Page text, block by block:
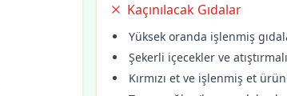
Kaçınılacak Gıdalar
Yüksek oranda işlenmiş
Şekerli içecekler ve
Kırmızı et ve işlenmiş et